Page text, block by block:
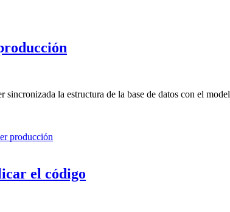
la estructura de la base de datos con el
producción
el código